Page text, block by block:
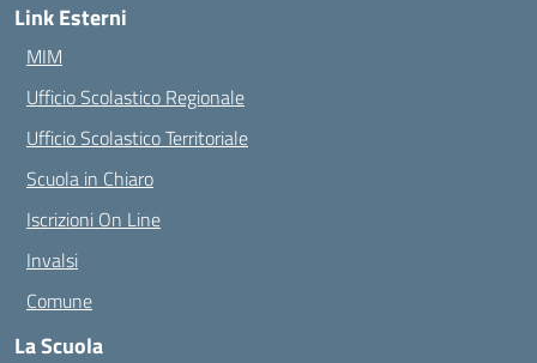
Link Esterni
MIM
Ufficio Scolastico Regionale
Ufficio Scolastico Territoriale
Scuola in Chiaro
Iscrizioni On Line
Invalsi
Comune
La Scuola